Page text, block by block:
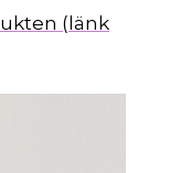
(länk